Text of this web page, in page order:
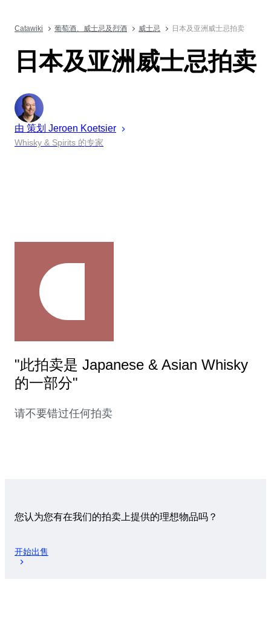
Catawiki 葡萄酒、威士忌及烈酒 威士忌 日本及亚洲威士忌拍卖
日本及亚洲威士忌拍卖
由 策划 Jeroen Koetsier
Whisky & Spirits 的专家
"此拍卖是 Japanese & Asian Whisky
的一部分"
请不要错过任何拍卖
您认为您有在我们的拍卖上提供的理想物品吗？
开始出售